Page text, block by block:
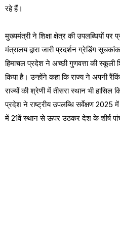
रहे हैं।
मुख्यमंत्री ने शिक्षा क्षेत्र की उपलब्धियों पर
मंत्रालय द्वारा जारी प्रदर्शन ग्रेडिंग
हिमाचल प्रदेश ने अच्छी गुणवत्ता की स्कूली
किया है। उन्होंने कहा कि राज्य ने अपनी
राज्यों की श्रेणी में तीसरा स्थान भी हासिल
प्रदेश ने राष्ट्रीय उपलब्धि सर्वेक्षण 2025
में 21वें स्थान से ऊपर उठकर देश के शीर्ष पांच